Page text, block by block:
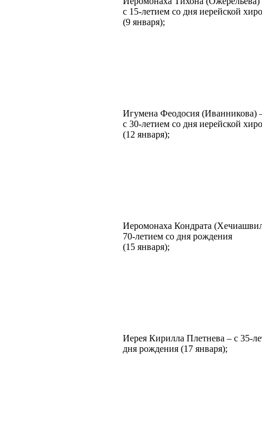
с 15-летием со дня иерейской
(9 января);
Игумена Феодосия (Иванникова)
с 30-летием со дня иерейской
(12 января);
Иеромонаха Кондрата
70-летием со дня рождения
(15 января);
Иерея Кирилла Плетнева – с 35-
дня рождения (17 января);